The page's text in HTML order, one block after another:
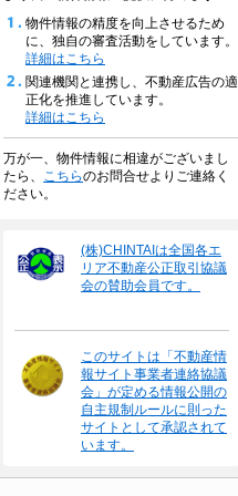
物件情報の精度を向上させるため
に、独自の審査活動をしています。
詳細はこちら
関連機関と連携し、不動産広告の適
正化を推進しています。
詳細はこちら
万が一、物件情報に相違がございまし
たら、 こちらのお問合せよりご連絡く
ださい。
(株)CHINTAIは全国各エ
リア不動産公正取引協議
会の賛助会員です。
このサイトは「不動産情
報サイト事業者連絡協議
会」が定める情報公開の
自主規制ルールに則った
サイトとして承認されて
います。